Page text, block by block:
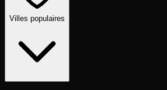
Villes populaires